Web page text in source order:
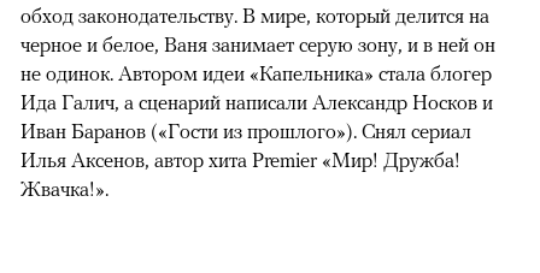
обход законодательству. В мире, который делится на
черное и белое, Ваня занимает серую зону, и в ней он
не одинок. Автором идеи «Капельника» стала блогер
Ида Галич, а сценарий написали Александр Носков и
Иван Баранов («Гости из прошлого»). Снял сериал
Илья Аксенов, автор хита Premier «Мир! Дружба!
Жвачка!».